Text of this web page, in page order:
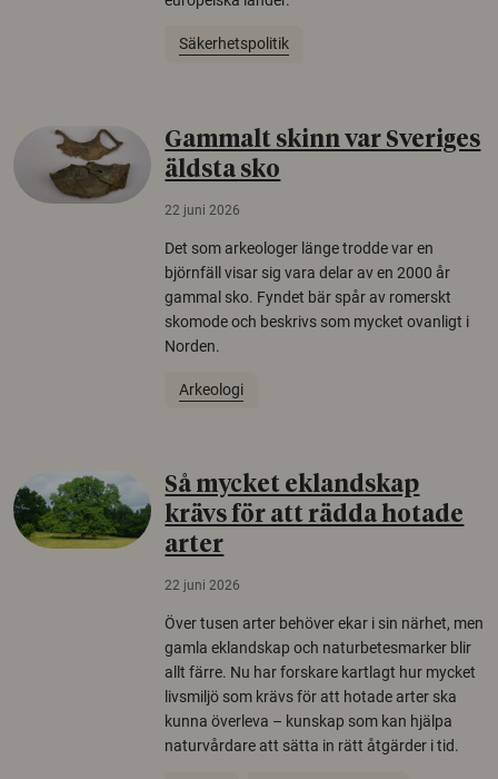
Säkerhetspolitik
Gammalt skinn var Sveriges
äldsta sko
22 juni 2026
Det som arkeologer länge trodde var en
björnfäll visar sig vara delar av en 2000 år
gammal sko. Fyndet bär spår av romerskt
skomode och beskrivs som mycket ovanligt i
Norden.
Arkeologi
Så mycket eklandskap
krävs för att rädda hotade
arter
22 juni 2026
Över tusen arter behöver ekar i sin närhet, men
gamla eklandskap och naturbetesmarker blir
allt färre. Nu har forskare kartlagt hur mycket
livsmiljö som krävs för att hotade arter ska
kunna överleva – kunskap som kan hjälpa
naturvårdare att sätta in rätt åtgärder i tid.